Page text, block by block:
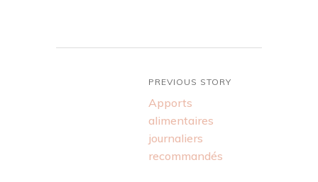
PREVIOUS STORY
Apports
alimentaires
journaliers
recommandés